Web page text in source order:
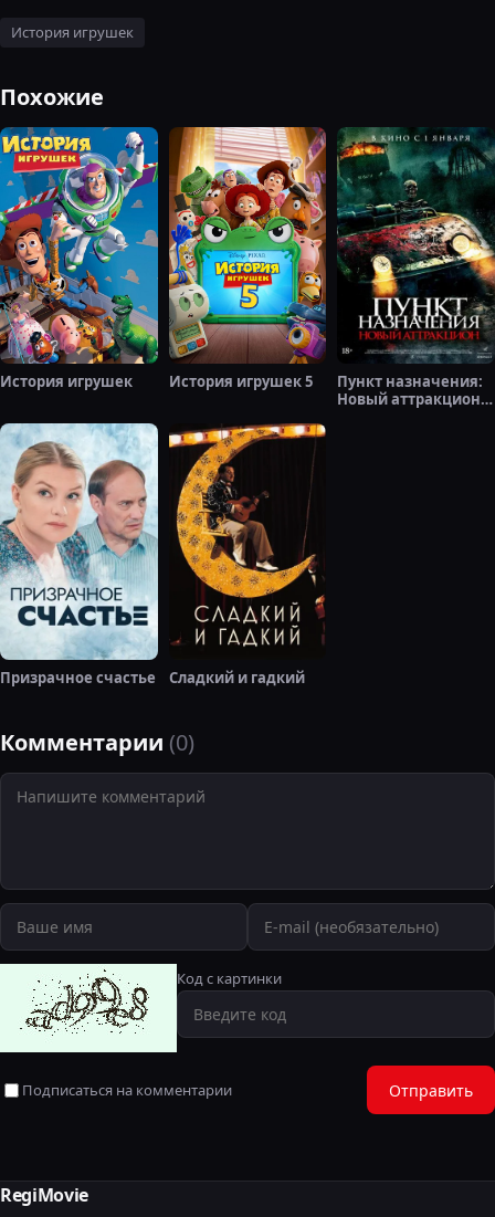
История игрушек
Похожие
История игрушек История игрушек 5
Пункт назначения:
Новый аттракцион
Призрачное счастье Сладкий и гадкий
Комментарии (0)
Код с картинки
Подписаться на комментарии Отправить
RegiMovie